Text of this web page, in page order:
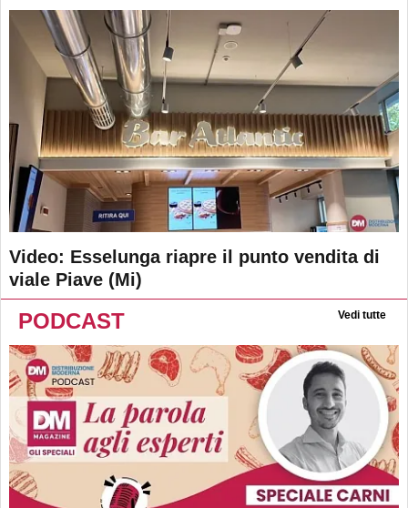
Video: Esselunga riapre il punto vendita di
viale Piave (Mi)
PODCAST Vedi tutte